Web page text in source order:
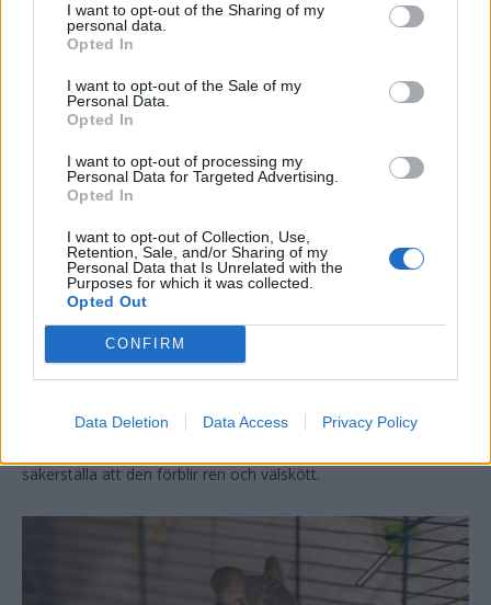
I want to opt-out of the Sharing of my
personal data.
Opted In
I want to opt-out of the Sale of my
Personal Data.
Opted In
I want to opt-out of processing my
Personal Data for Targeted Advertising.
Opted In
I want to opt-out of Collection, Use,
Retention, Sale, and/or Sharing of my
Personal Data that Is Unrelated with the
Purposes for which it was collected.
Opted Out
CONFIRM
Data Deletion Data Access Privacy Policy
regelbunden vård för att förhindra tovor och parasiter.
Chinchillor behöver möjlighet att sandbada eftersom det är en
hjälper chinchillan att hålla pälsen ren, frisk och fri från
överflödigt fett och smuts. Chinchillasand är speciellt
möjliga resultat för pälsens vård.
När chinchillan rullar sig i sanden får den en skonsam
exfoliering och rengöring av pälsen. Det hjälper också till att
förebygga problem såsom tovor och parasiter.
Det rekommenderas att erbjuda din chinchilla sandbad några
säkerställa att den förblir ren och välskött.